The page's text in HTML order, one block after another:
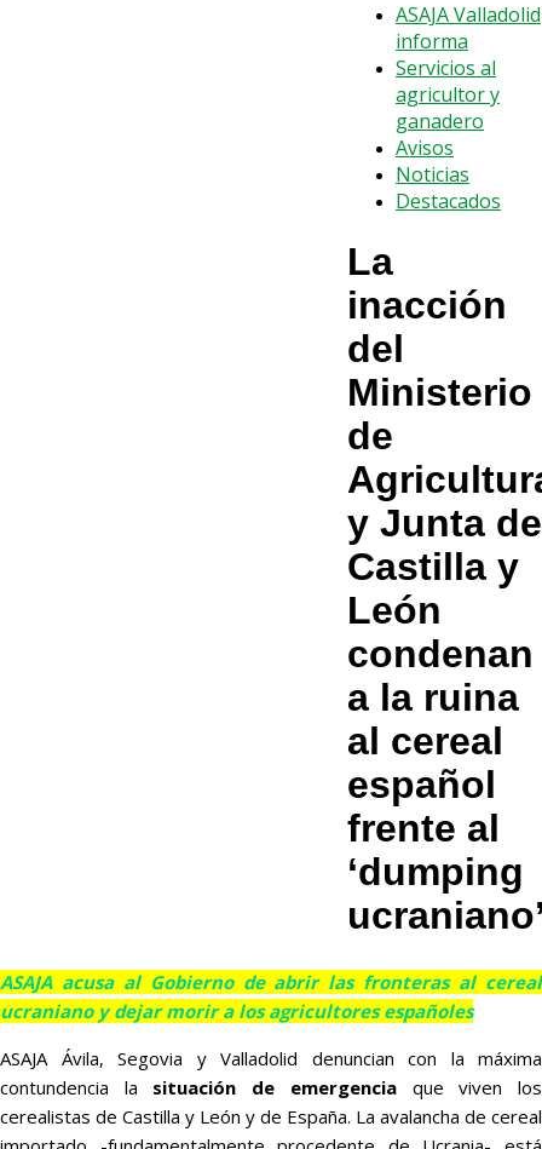
ASAJA Valladolid
informa
Servicios al
agricultor y
ganadero
Avisos
Noticias
Destacados
La
inacción
del
Ministerio
de
y Junta de
Castilla y
León
condenan
a la ruina
al cereal
español
frente al
‘dumping
ASAJA acusa al Gobierno de abrir las fronteras al cereal
ucraniano y dejar morir a los agricultores españoles
ASAJA Ávila, Segovia y Valladolid denuncian con la máxima
contundencia la situación de emergenciaque viven los
cerealistas de Castilla y León y de España. La avalancha de cereal